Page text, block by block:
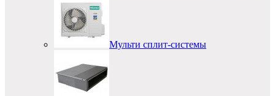
Мульти сплит-системы